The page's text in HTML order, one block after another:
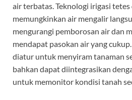
air terbatas. Teknologi irigasi
memungkinkan air mengalir
mengurangi pemborosan air dan
mendapat pasokan air yang
diatur untuk menyiram tanaman
bahkan dapat diintegrasikan
untuk memonitor kondisi tanah